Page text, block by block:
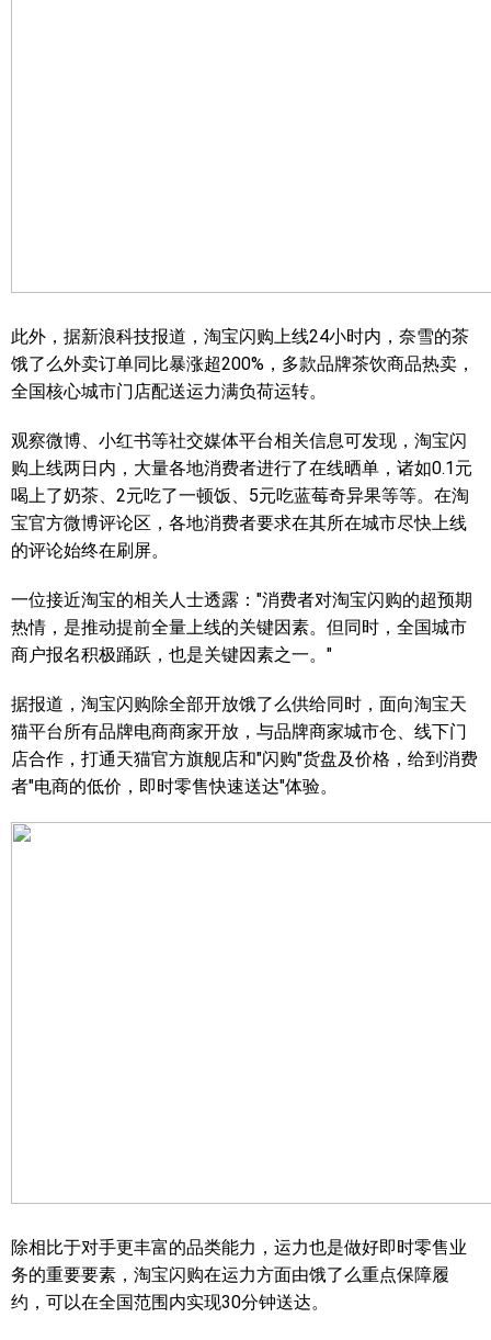
此外，据新浪科技报道，淘宝闪购上线24小时内，奈雪的茶
饿了么外卖订单同比暴涨超200%，多款品牌茶饮商品热卖，
全国核心城市门店配送运力满负荷运转。
观察微博、小红书等社交媒体平台相关信息可发现，淘宝闪
购上线两日内，大量各地消费者进行了在线晒单，诸如0.1元
喝上了奶茶、2元吃了一顿饭、5元吃蓝莓奇异果等等。在淘
宝官方微博评论区，各地消费者要求在其所在城市尽快上线
的评论始终在刷屏。
一位接近淘宝的相关人士透露："消费者对淘宝闪购的超预期
热情，是推动提前全量上线的关键因素。但同时，全国城市
商户报名积极踊跃，也是关键因素之一。"
据报道，淘宝闪购除全部开放饿了么供给同时，面向淘宝天
猫平台所有品牌电商商家开放，与品牌商家城市仓、线下门
店合作，打通天猫官方旗舰店和"闪购"货盘及价格，给到消费
者"电商的低价，即时零售快速送达"体验。
除相比于对手更丰富的品类能力，运力也是做好即时零售业
务的重要要素，淘宝闪购在运力方面由饿了么重点保障履
约，可以在全国范围内实现30分钟送达。